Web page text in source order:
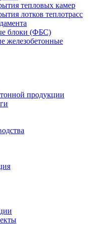
тепловых камер
лотков теплотрасс
блоки (ФБС)
железобетонные
продукции